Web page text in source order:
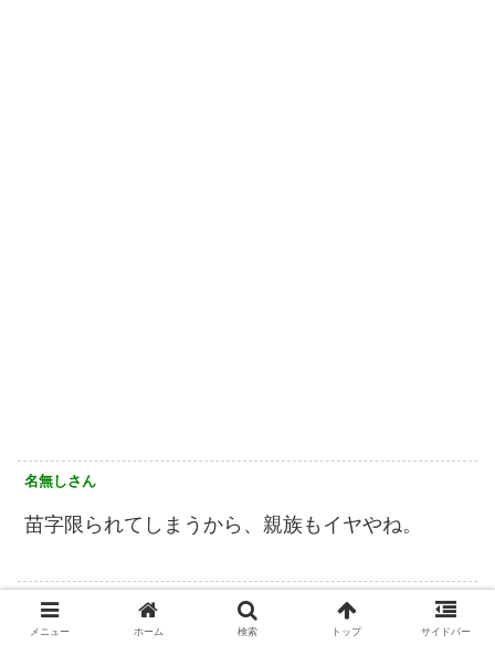
名無しさん
苗字限られてしまうから、親族もイヤやね。
名無しさん
メニュー ホーム 検索 トップ サイドバー